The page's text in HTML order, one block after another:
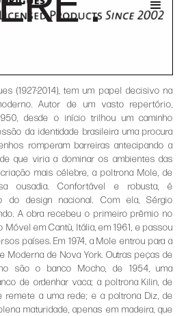
(1927-2014), tem um papel decisivo na
Autor de um vasto repertório,
desde o início trilhou um caminho
da identidade brasileira uma procura
romperam barreiras antecipando a
que viria a dominar os ambientes das
mais célebre, a poltrona Mole, de
ousadia. Confortável e robusta, é
do design nacional. Com ela, Sérgio
A obra recebeu o primeiro prêmio no
em Cantù, Itália, em 1961, e passou
países. Em 1974, a Mole entrou para a
Moderna de Nova York. Outras peças de
são o banco Mocho, de 1954, uma
de ordenhar vaca; a poltrona Kilin, de
remete a uma rede; e a poltrona Diz, de
maturidade, apenas em madeira, que